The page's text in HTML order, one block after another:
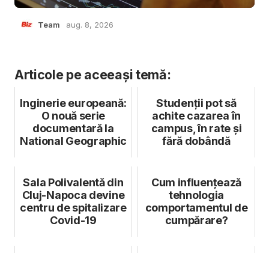
Team aug. 8, 2026
Articole pe aceeași temă:
Inginerie europeană:
O nouă serie
documentară la
National Geographic
Studenții pot să
achite cazarea în
campus, în rate și
fără dobândă
Sala Polivalentă din
Cluj-Napoca devine
centru de spitalizare
Covid-19
Cum influențează
tehnologia
comportamentul de
cumpărare?